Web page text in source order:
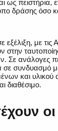
ως πειστήρια,
δράσης όσο
με τις
στην
Σε ανάλογες
σε συνδυασμό
και
διαθέσιμο.
οι